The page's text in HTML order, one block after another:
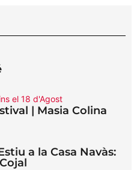
el 18 d'Agost
| Masia Colina
a la Casa Navàs: